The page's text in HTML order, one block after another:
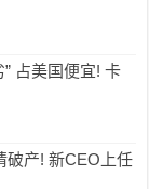
占美国便宜! 卡
破产! 新CEO上任